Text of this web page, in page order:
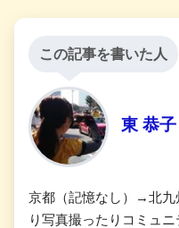
この記事を書いた人
東 恭子
京都（記憶なし）→北
り写真撮ったりコミュ